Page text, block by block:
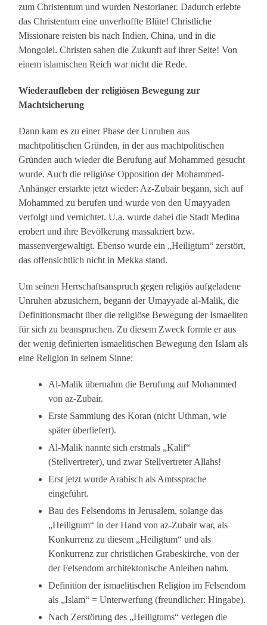
zum Christentum und wurden Nestorianer. Dadurch erlebte
das Christentum eine unverhoffte Blüte! Christliche
Missionare reisten bis nach Indien, China, und in die
Mongolei. Christen sahen die Zukunft auf ihrer Seite! Von
einem islamischen Reich war nicht die Rede.
Wiederaufleben der religiösen Bewegung zur
Machtsicherung
Dann kam es zu einer Phase der Unruhen aus
machtpolitischen Gründen, in der aus machtpolitischen
Gründen auch wieder die Berufung auf Mohammed gesucht
wurde. Auch die religiöse Opposition der Mohammed-
Anhänger erstarkte jetzt wieder: Az-Zubair begann, sich auf
Mohammed zu berufen und wurde von den Umayyaden
verfolgt und vernichtet. U.a. wurde dabei die Stadt Medina
erobert und ihre Bevölkerung massakriert bzw.
massenvergewaltigt. Ebenso wurde ein „Heiligtum“ zerstört,
das offensichtlich nicht in Mekka stand.
Um seinen Herrschaftsanspruch gegen religiös aufgeladene
Unruhen abzusichern, begann der Umayyade al-Malik, die
Definitionsmacht über die religiöse Bewegung der Ismaeliten
für sich zu beanspruchen. Zu diesem Zweck formte er aus
der wenig definierten ismaelitischen Bewegung den Islam als
eine Religion in seinem Sinne:
Al-Malik übernahm die Berufung auf Mohammed
von az-Zubair.
Erste Sammlung des Koran (nicht Uthman, wie
später überliefert).
Al-Malik nannte sich erstmals „Kalif“
(Stellvertreter), und zwar Stellvertreter Allahs!
Erst jetzt wurde Arabisch als Amtssprache
eingeführt.
Bau des Felsendoms in Jerusalem, solange das
„Heiligtum“ in der Hand von az-Zubair war, als
Konkurrenz zu diesem „Heiligtum“ und als
Konkurrenz zur christlichen Grabeskirche, von der
der Felsendom architektonische Anleihen nahm.
Definition der ismaelitischen Religion im Felsendom
als „Islam“ = Unterwerfung (freundlicher: Hingabe).
Nach Zerstörung des „Heiligtums“ verlegen die